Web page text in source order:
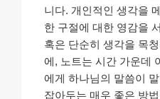
니다. 개인적인 생각을
한 구절에 대한 영감을
혹은 단순히 생각을 목
에, 노트는 시간 가운데
에게 하나님의 말씀이
잡아두는 매우 좋은 방